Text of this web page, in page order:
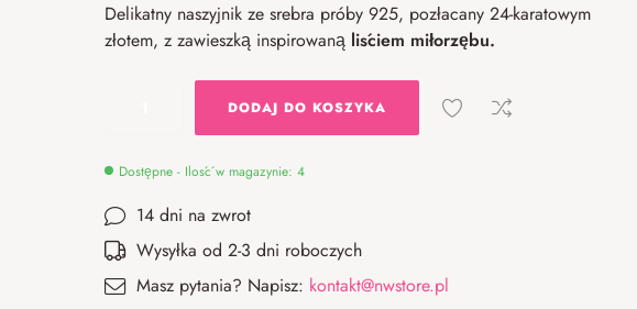
Delikatny naszyjnik ze srebra próby 925, pozłacany 24-karatowym
złotem, z zawieszką inspirowaną liściem miłorzębu.
DODAJ DO KOSZYKA
Dostępne - Ilość w magazynie: 4
14 dni na zwrot
Wysyłka od 2-3 dni roboczych
Masz pytania? Napisz: kontakt@nwstore.pl